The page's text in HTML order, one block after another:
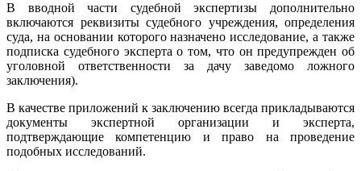
В вводной части судебной экспертизы дополнительно
включаются реквизиты судебного учреждения, определения
суда, на основании которого назначено исследование, а также
подписка судебного эксперта о том, что он предупрежден об
уголовной ответственности за дачу заведомо ложного
заключения).
В качестве приложений к заключению всегда прикладываются
документы экспертной организации и эксперта,
подтверждающие компетенцию и право на проведение
подобных исследований.